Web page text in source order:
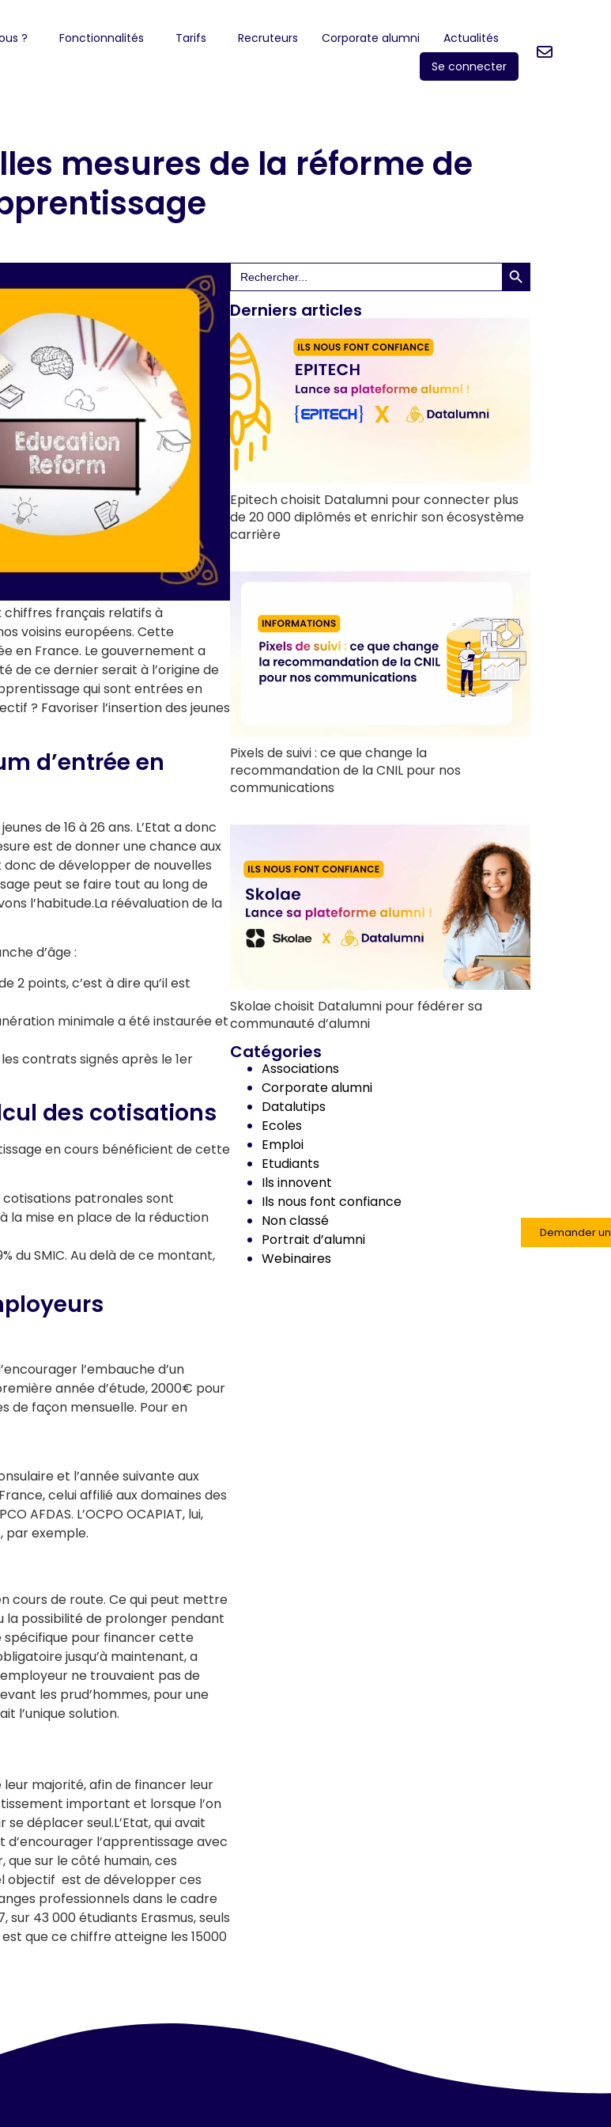
? Fonctionnalités Tarifs Recruteurs Corporate alumni
Actualités
Se connecter
Demander
mesures de la réforme de
chiffres français relatifs à
voisins européens. Cette
en France. Le gouvernement a
de ce dernier serait à l’origine de
qui sont entrées en
? Favoriser l’insertion des jeunes
d’entrée en
de 16 à 26 ans. L’Etat a donc
est de donner une chance aux
de développer de nouvelles
peut se faire tout au long de
l’habitude.La réévaluation de la
d’âge :
2 points, c’est à dire qu’il est
minimale a été instaurée et
contrats signés après le 1er
des cotisations
en cours bénéficient de cette
cotisations patronales sont
la mise en place de la réduction
du SMIC. Au delà de ce montant,
l’embauche d’un
année d’étude, 2000€ pour
de façon mensuelle. Pour en
et l’année suivante aux
celui affilié aux domaines des
AFDAS. L’OCPO OCAPIAT, lui,
par exemple.
cours de route. Ce qui peut mettre
la possibilité de prolonger pendant
spécifique pour financer cette
jusqu’à maintenant, a
ne trouvaient pas de
les prud’hommes, pour une
l’unique solution.
majorité, afin de financer leur
important et lorsque l’on
déplacer seul.L’Etat, qui avait
l’apprentissage avec
que sur le côté humain, ces
objectif est de développer ces
professionnels dans le cadre
sur 43 000 étudiants Erasmus, seuls
que ce chiffre atteigne les 15000
Search
for:
Search Button
Derniers articles
Epitech choisit Datalumni pour connecter plus
de 20 000 diplômés et enrichir son écosystème
carrière
Pixels de suivi : ce que change la
recommandation de la CNIL pour nos
communications
Skolae choisit Datalumni pour fédérer sa
communauté d’alumni
Catégories
Associations
Corporate alumni
Datalutips
Ecoles
Emploi
Etudiants
Ils innovent
Ils nous font confiance
Non classé
Portrait d’alumni
Webinaires